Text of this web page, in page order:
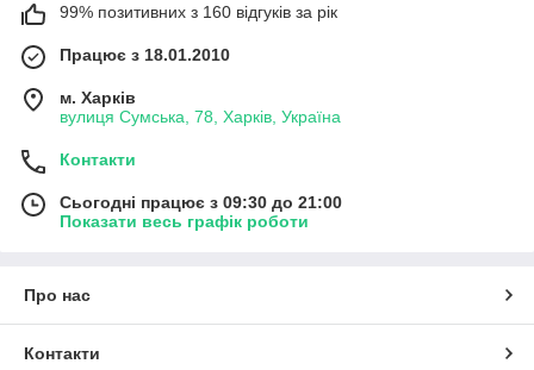
99% позитивних з 160 відгуків за рік
Працює з 18.01.2010
м. Харків
вулиця Сумська, 78, Харків, Україна
Контакти
Сьогодні працює з 09:30 до 21:00
Показати весь графік роботи
Про нас
Контакти